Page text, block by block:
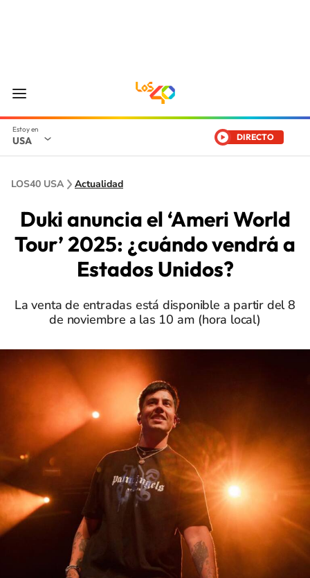
USA DIRECTO
LOS40 USA Actualidad
Duki anuncia el ‘Ameri World
Tour’ 2025: ¿cuándo vendrá a
Estados Unidos?
La venta de entradas está disponible a partir del 8
de noviembre a las 10 am (hora local)